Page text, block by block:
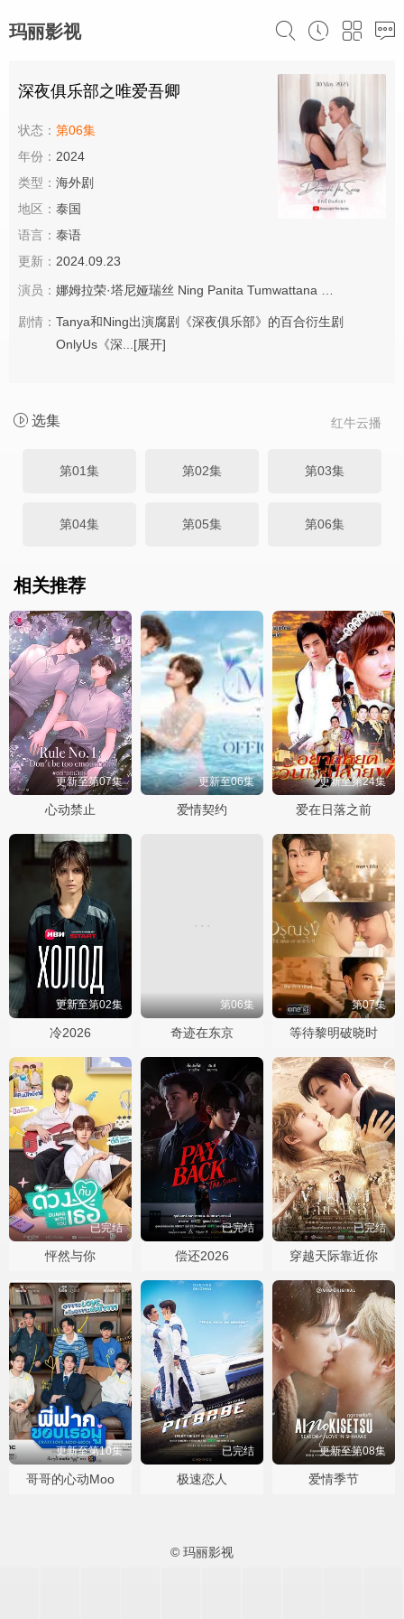
玛丽影视
深夜俱乐部之唯爱吾卿
状态： 第06集
年份： 2024
类型： 海外剧
地区： 泰国
语言： 泰语
更新： 2024.09.23
演员： 娜姆拉荣·塔尼娅瑞丝 Ning Panita Tumwattana
剧情： Tanya和Ning出演腐剧《深夜俱乐部》的百合衍生剧
OnlyUs《深... [展开]
红牛云播
选集
第01集 第02集 第03集
第04集 第05集 第06集
相关推荐
更新至第07集
心动禁止
更新至06集
爱情契约
更新至第24集
爱在日落之前
更新至第02集
冷2026
第06集
奇迹在东京
第07集
等待黎明破晓时
已完结
怦然与你
已完结
偿还2026
已完结
穿越天际靠近你
更新至第10集
哥哥的心动Moo
已完结
极速恋人
更新至第08集
爱情季节
© 玛丽影视